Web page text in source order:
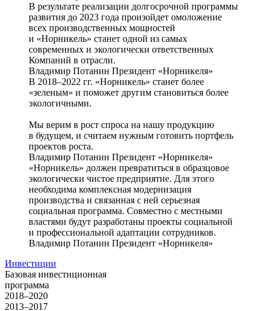
В результате реализации долгосрочной программы
развития до 2023 года произойдет омоложение
всех производственных мощностей
и «Норникель» станет одной из самых
современных и экологически ответственных
Компаний в отрасли.
Владимир Потанин Президент «Норникеля»
В 2018–2022 гг. «Норникель» станет более
«зеленым» и поможет другим становиться более
экологичными.
Мы верим в рост спроса на нашу продукцию
в будущем, и считаем нужным готовить портфель
проектов роста.
Владимир Потанин Президент «Норникеля»
«Норникель» должен превратиться в образцовое
экологически чистое предприятие. Для этого
необходима комплексная модернизация
производства и связанная с ней серьезная
социальная программа. Совместно с местными
властями будут разработаны проекты социальной
и профессиональной адаптации сотрудников.
Владимир Потанин Президент «Норникеля»
Инвестиции
Базовая инвестиционная
программа
2018–2020
2013–2017